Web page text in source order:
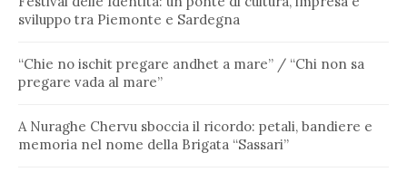
sviluppo tra Piemonte e Sardegna
“Chie no ischit pregare andhet a mare” / “Chi non sa
pregare vada al mare”
A Nuraghe Chervu sboccia il ricordo: petali, bandiere e
memoria nel nome della Brigata “Sassari”